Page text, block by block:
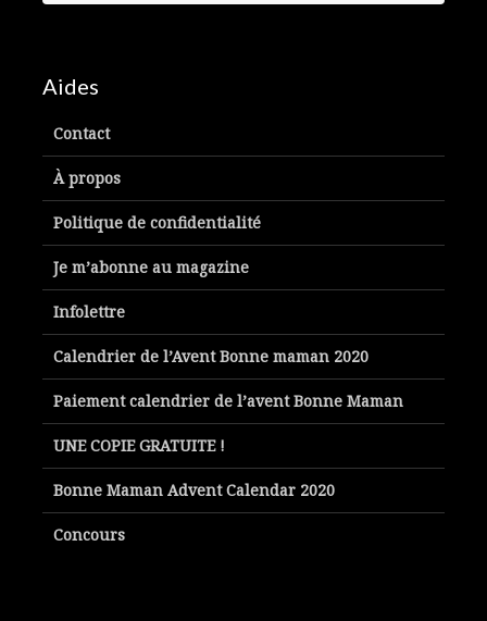
Aides
Contact
À propos
Politique de confidentialité
Je m’abonne au magazine
Infolettre
Calendrier de l’Avent Bonne maman 2020
Paiement calendrier de l’avent Bonne Maman
UNE COPIE GRATUITE !
Bonne Maman Advent Calendar 2020
Concours